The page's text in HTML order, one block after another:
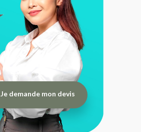
Je demande mon devis